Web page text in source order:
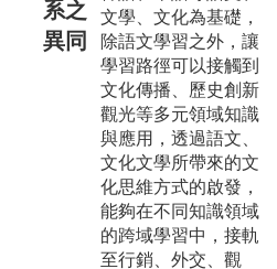
系之
異同
文學、文化為基礎，
除語文學習之外，讓
學習路徑可以接觸到
文化傳播、歷史創新
觀光等多元領域知識
與應用，透過語文、
文化文學所帶來的文
化思維方式的啟發，
能夠在不同知識領域
的跨域學習中，接軌
至行銷、外交、觀